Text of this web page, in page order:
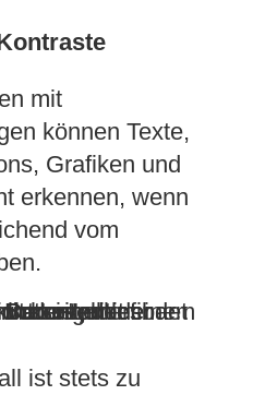
mit
können Texte,
Grafiken und
erkennen, wenn
vom
ist stets zu